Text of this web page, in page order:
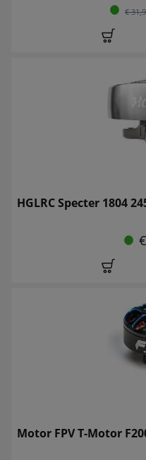
€
HGLRC Specter 1804
Motor FPV T-Motor